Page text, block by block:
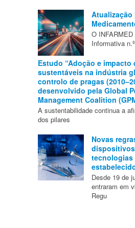
Atualização
O
Informativa
Estudo “Adoção e impacto
sustentáveis na indústria
controlo de pragas
desenvolvido pela Global
Management Coalition
A sustentabilidade continua a
dos pilares
Novas
tecnologias
Desde 19 de
entraram em
Regu